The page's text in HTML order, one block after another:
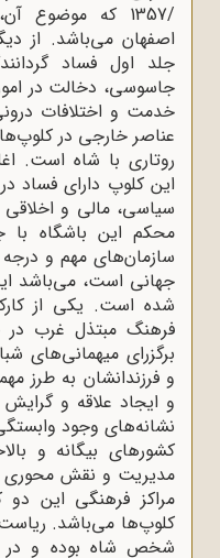
/1357 که
اصفهان می‌باشد. از
جلد اول فساد
جاسوسی، دخالت در
خدمت و اختلافات
عناصر خارجی در
روتاری با شاه است.
این کلوپ دارای فساد
سیاسی، مالی و اخلاقی
محکم این باشگاه با
سازمان‌های مهم و
جهانی است، می‌باشد
شده است. یکی از
فرهنگ مبتذل غرب در
برگزرای میهمانی‌های
و فرزندانشان به طرز
و ایجاد علاقه و
نشانه‌های وجود
کشورهای بیگانه و
مدیریت و نقش محوری
مراکز فرهنگی این
کلوپ‌ها می‌باشد. ریاست
شخص شاه بوده و در